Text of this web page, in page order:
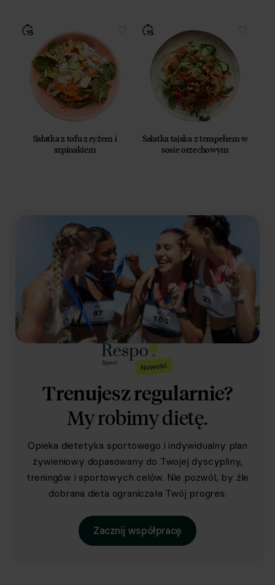
Sałatka z tofu z ryżem i
szpinakiem
Sałatka tajska z tempehem w
sosie orzechowym
Trenujesz regularnie?
My robimy dietę.
Opieka dietetyka sportowego i indywidualny plan
żywieniowy dopasowany do Twojej dyscypliny,
treningów i sportowych celów. Nie pozwól, by źle
dobrana dieta ograniczała Twój progres.
Zacznij współpracę